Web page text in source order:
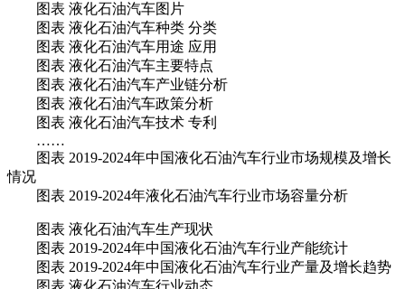
图表 液化石油汽车图片
图表 液化石油汽车种类 分类
图表 液化石油汽车用途 应用
图表 液化石油汽车主要特点
图表 液化石油汽车产业链分析
图表 液化石油汽车政策分析
图表 液化石油汽车技术 专利
……
图表 2019-2024年中国液化石油汽车行业市场规模及增长
情况
图表 2019-2024年液化石油汽车行业市场容量分析
图表 液化石油汽车生产现状
图表 2019-2024年中国液化石油汽车行业产能统计
图表 2019-2024年中国液化石油汽车行业产量及增长趋势